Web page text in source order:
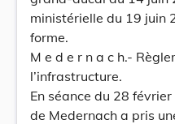
ministérielle du 19 juin
forme.
M e d e r n a c h.-
l’infrastructure.
En séance du 28
de Medernach a pris